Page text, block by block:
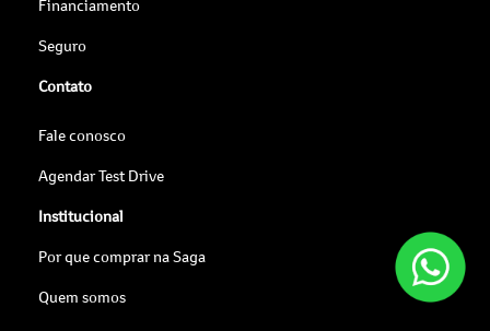
Financiamento
Seguro
Contato
Fale conosco
Agendar Test Drive
Institucional
Por que comprar na Saga
Quem somos